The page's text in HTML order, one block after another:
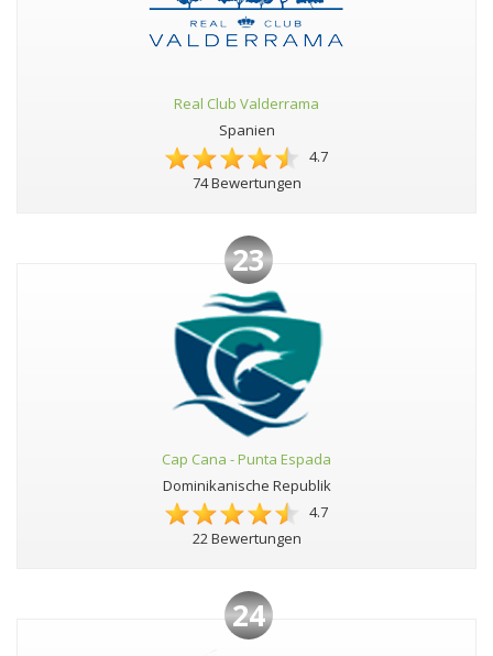
Real Club Valderrama
Spanien
4.7
74 Bewertungen
23
Cap Cana - Punta Espada
Dominikanische Republik
4.7
22 Bewertungen
24